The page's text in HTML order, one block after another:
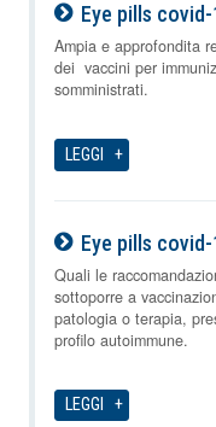
Eye pills
09-08-2026
Ampia e approfondita
dei vaccini per
somministrati.
LEGGI
Eye pills covid-
09-08-2026
Quali le
sottoporre a
patologia o terapia,
profilo autoimmune.
LEGGI